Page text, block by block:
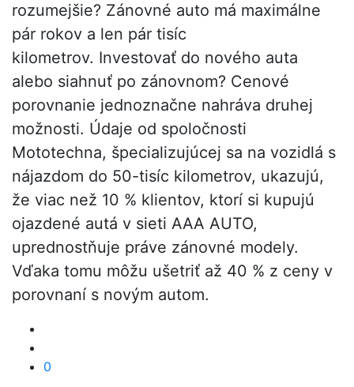
rozumejšie? Zánovné auto má maximálne
pár rokov a len pár tisíc
kilometrov. Investovať do nového auta
alebo siahnuť po zánovnom? Cenové
porovnanie jednoznačne nahráva druhej
možnosti. Údaje od spoločnosti
Mototechna, špecializujúcej sa na vozidlá s
nájazdom do 50-tisíc kilometrov, ukazujú,
že viac než 10 % klientov, ktorí si kupujú
ojazdené autá v sieti AAA AUTO,
uprednostňuje práve zánovné modely.
Vďaka tomu môžu ušetriť až 40 % z ceny v
porovnaní s novým autom.
0